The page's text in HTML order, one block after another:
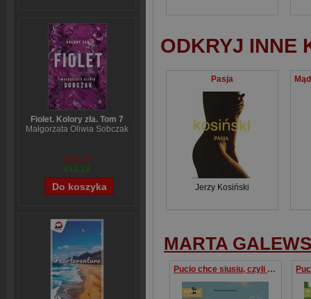
Fiolet. Kolory zła. Tom 7
Małgorzata Oliwia Sobczak
€15,17
€12,18
ODKRYJ INNE
Pasja
Jerzy Kosiński
MARTA
Pucio chce siusiu, czyli pożegnanie pieluszki